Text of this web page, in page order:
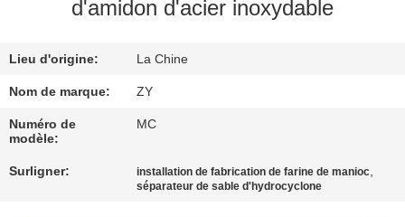
DE
QUALITÉ
NOUS
d'amidon d'acier inoxydable
Lieu d'origine: La Chine
Nom de marque: ZY
Numéro de
modèle:
MC
Surligner: installation de fabrication de farine de manioc,
séparateur de sable d'hydrocyclone